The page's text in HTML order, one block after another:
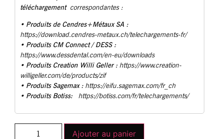
téléchargementcorrespondantes :
• Produits de Cendres+Métaux SA :
https://download.cendres-metaux.ch/telechargements-fr/
• Produits CM Connect / DESS :
https://www.dessdental.com/en-eu/downloads
• Produits Creation Willi Geller : https://www.creation-
willigeller.com/de/products/zif
• Produits Sagemax : https://eifu.sagemax.com/fr_ch
• Produits Botiss: https://botiss.com/fr/telechargements/
Ajouter au panier